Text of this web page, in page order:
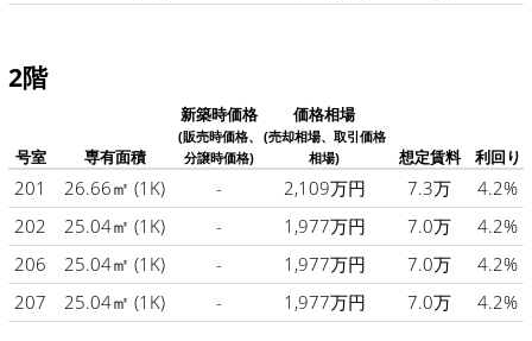
2階
号室 専有面積
新築時価格
(販売時価格、
分譲時価格)
価格相場
(売却相場、取引価格
相場)
想定賃料 利回り
201 26.66㎡ (1K) - 2,109万円 7.3万
4.2%
202
25.04㎡ (1K) - 1,977万円 7.0万
4.2%
206
25.04㎡ (1K) - 1,977万円 7.0万
4.2%
207
25.04㎡ (1K) - 1,977万円 7.0万 4.2%